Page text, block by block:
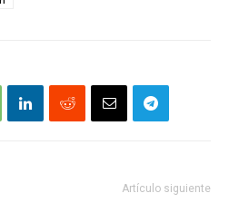
Artículo siguiente